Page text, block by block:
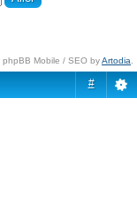
phpBB Mobile / SEO byArtodia
#